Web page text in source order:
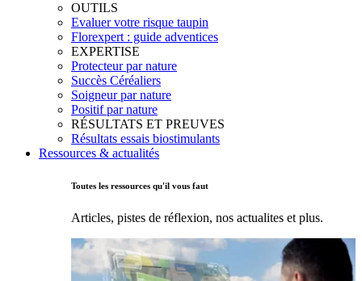
OUTILS
Evaluer votre risque taupin
Florexpert : guide adventices
EXPERTISE
Protecteur par nature
Succès Céréaliers
Soigneur par nature
Positif par nature
RÉSULTATS ET PREUVES
Résultats essais biostimulants
Ressources & actualités
Toutes les ressources qu'il vous faut
Articles, pistes de réflexion, nos actualites et plus.